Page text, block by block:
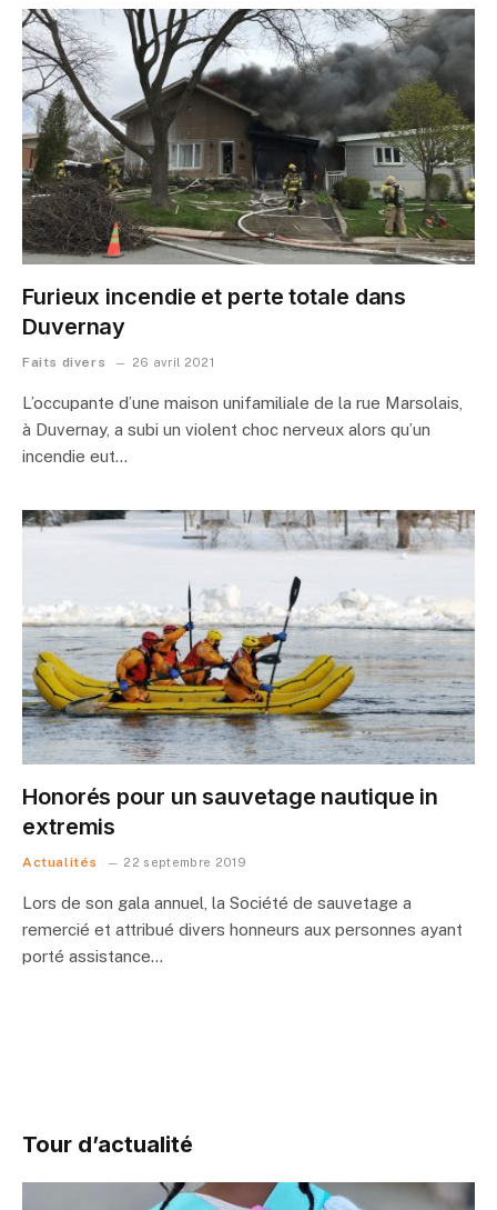
Furieux incendie et perte totale dans
Duvernay
Faits divers 26 avril 2021
L’occupante d’une maison unifamiliale de la rue Marsolais,
à Duvernay, a subi un violent choc nerveux alors qu’un
incendie eut…
Honorés pour un sauvetage nautique in
extremis
Actualités 22 septembre 2019
Lors de son gala annuel, la Société de sauvetage a
remercié et attribué divers honneurs aux personnes ayant
porté assistance…
Tour d’actualité